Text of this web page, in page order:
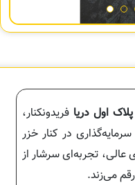
پلاک اول دریا فریدونکنار،
در کنار خزر
تجربه‌ای سرشار از
می‌زند.